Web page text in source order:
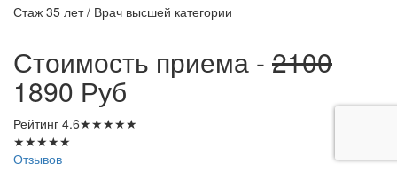
Стаж 35 лет / Врач высшей категории
Стоимость приема - 2100
1890 Руб
Рейтинг 4.6★★★★★
★★★★★
Отзывов